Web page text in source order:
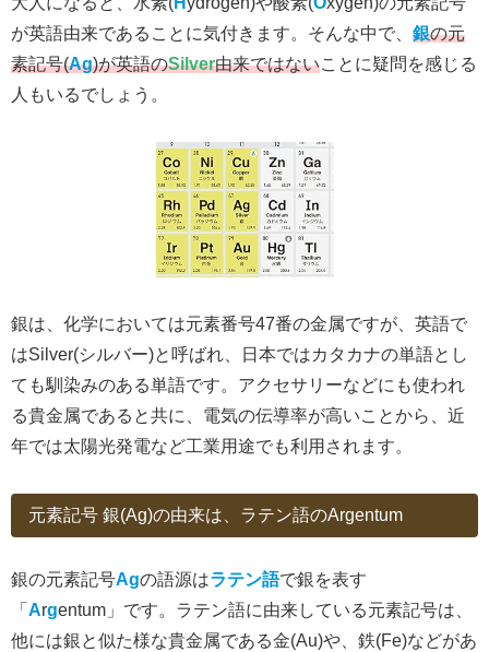
が英語由来であることに気付きます。そんな中で、 銀の元
素記号(Ag)が英語のSilver由来ではないことに疑問を感じる
人もいるでしょう。
銀は、化学においては元素番号47番の金属ですが、英語で
はSilver(シルバー)と呼ばれ、日本ではカタカナの単語とし
ても馴染みのある単語です。アクセサリーなどにも使われ
る貴金属であると共に、電気の伝導率が高いことから、近
年では太陽光発電など工業用途でも利用されます。
元素記号 銀(Ag)の由来は、ラテン語のArgentum
銀の元素記号Agの語源はラテン語で銀を表す
「 Argentum」です。ラテン語に由来している元素記号は、
他には銀と似た様な貴金属である金(Au)や、鉄(Fe)などがあ